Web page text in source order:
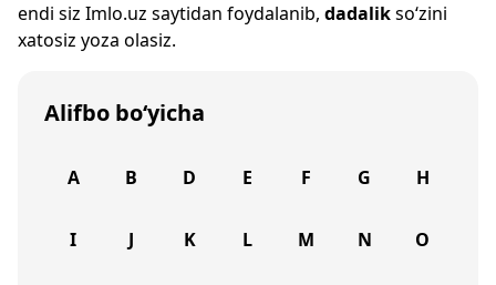
endi siz Imlo.uz saytidan foydalanib, dadalikso‘zini
xatosiz yoza olasiz.
Alifbo bo‘yicha
A B D E F G H
I J K L M N O